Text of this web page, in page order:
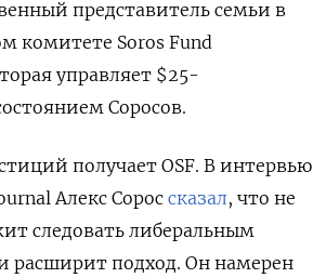
представитель семьи в
комитете Soros Fund
управляет $25-
Соросов.
получает OSF. В интервью
Алекс Сорос сказал, что не
следовать либеральным
расширит подход. Он намерен